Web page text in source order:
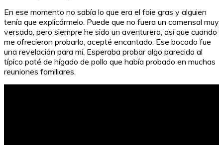
En ese momento no sabía lo que era el foie gras y alguien
tenía que explicármelo. Puede que no fuera un comensal muy
versado, pero siempre he sido un aventurero, así que cuando
me ofrecieron probarlo, acepté encantado. Ese bocado fue
una revelación para mí. Esperaba probar algo parecido al
típico paté de hígado de pollo que había probado en muchas
reuniones familiares.